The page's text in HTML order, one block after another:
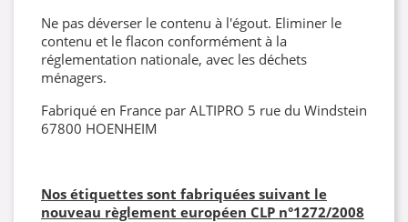
Ne pas déverser le contenu à l'égout. Eliminer le
contenu et le flacon conformément à la
réglementation nationale, avec les déchets
ménagers.
Fabriqué en France par ALTIPRO 5 rue du Windstein
67800 HOENHEIM
Nos étiquettes sont fabriquées suivant le
nouveau règlement européen CLP n°1272/2008